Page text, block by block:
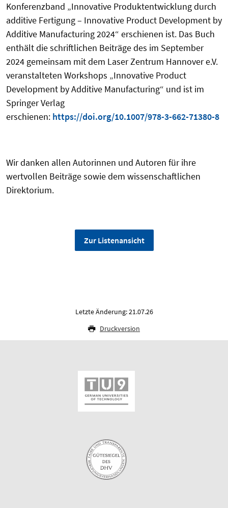
Konferenzband „Innovative Produktentwicklung durch
additive Fertigung – Innovative Product Development by
Additive Manufacturing 2024“ erschienen ist. Das Buch
enthält die schriftlichen Beiträge des im September
2024 gemeinsam mit dem Laser Zentrum Hannover e.V.
veranstalteten Workshops „Innovative Product
Development by Additive Manufacturing“ und ist im
Springer Verlag
erschienen: https://doi.org/10.1007/978-3-662-71380-8
Wir danken allen Autorinnen und Autoren für ihre
wertvollen Beiträge sowie dem wissenschaftlichen
Direktorium.
Zur Listenansicht
Letzte Änderung: 21.07.26
Druckversion